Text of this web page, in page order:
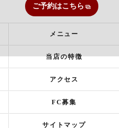
ご予約はこちら
メニュー
当店の特徴
アクセス
FC募集
サイトマップ